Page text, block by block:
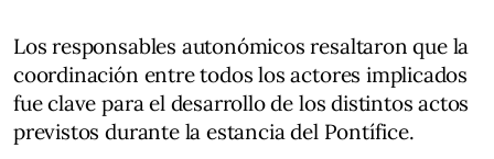
Los responsables autonómicos resaltaron que la
coordinación entre todos los actores implicados
fue clave para el desarrollo de los distintos actos
previstos durante la estancia del Pontífice.